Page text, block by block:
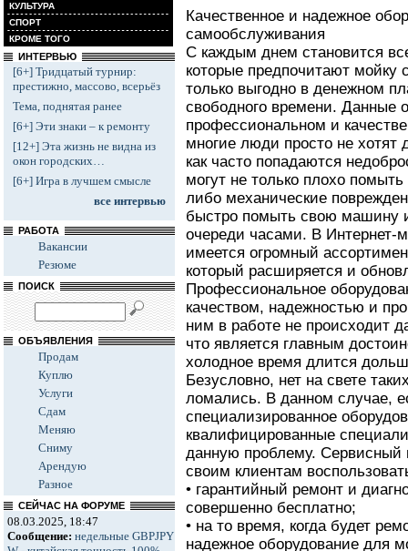
КУЛЬТУРА
СПОРТ
КРОМЕ ТОГО
ИНТЕРВЬЮ
[6+] Тридцатый турнир:
престижно, массово, всерьёз
Тема, поднятая ранее
[6+] Эти знаки – к ремонту
[12+] Эта жизнь не видна из
окон городских…
[6+] Игра в лучшем смысле
все интервью
РАБОТА
Вакансии
Резюме
ПОИСК
ОБЪЯВЛЕНИЯ
Продам
Куплю
Услуги
Сдам
Меняю
Сниму
Арендую
Разное
СЕЙЧАС НА ФОРУМЕ
08.03.2025, 18:47
Сообщение: недельные GBPJPY
Качественное и надежное
самообслуживания
С каждым днем становится
которые предпочитают
только выгодно в денежном
свободного времени. Данные
профессиональном и
многие люди просто не хотят
как часто попадаются
могут не только плохо
либо механические
быстро помыть свою машину
очереди часами. В Интернет-
имеется огромный
который расширяется и
Профессиональное
качеством, надежностью и
ним в работе не происходит
что является главным
холодное время длится
Безусловно, нет на свете
ломались. В данном случае,
специализированное
квалифицированные
данную проблему. Сервисный
своим клиентам
• гарантийный ремонт и
совершенно бесплатно;
• на то время, когда будет
надежное оборудование для